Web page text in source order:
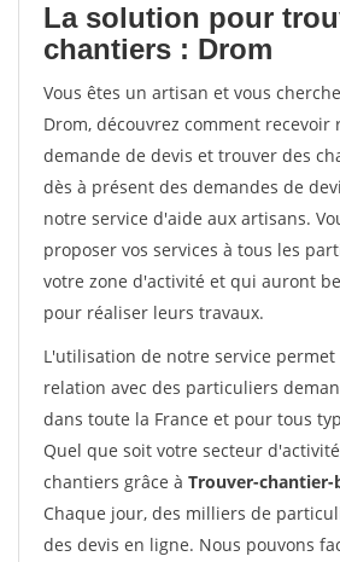
La solution pour
chantiers : Drom
Vous êtes un artisan et vous
Drom, découvrez comment recevoir
demande de devis et trouver des
dès à présent des demandes de
notre service d'aide aux artisans.
proposer vos services à tous les
votre zone d'activité et qui auront
pour réaliser leurs travaux.
L'utilisation de notre service
relation avec des particuliers
dans toute la France et pour tous
Quel que soit votre secteur
chantiers grâce à Trouver-
Chaque jour, des milliers de
des devis en ligne. Nous pouvons